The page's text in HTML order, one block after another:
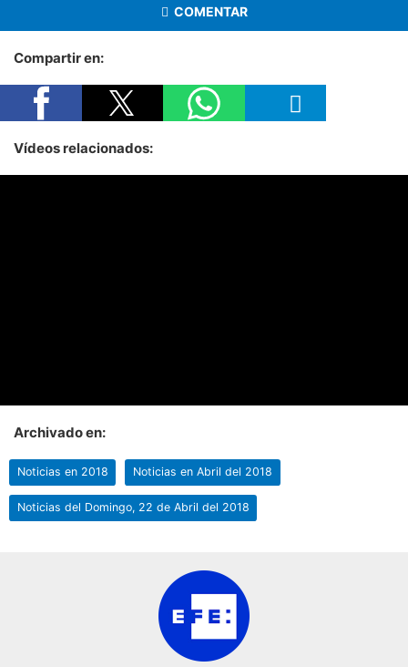
COMENTAR
Compartir en:
Vídeos relacionados:
Archivado en:
Noticias en 2018 Noticias en Abril del 2018
Noticias del Domingo, 22 de Abril del 2018